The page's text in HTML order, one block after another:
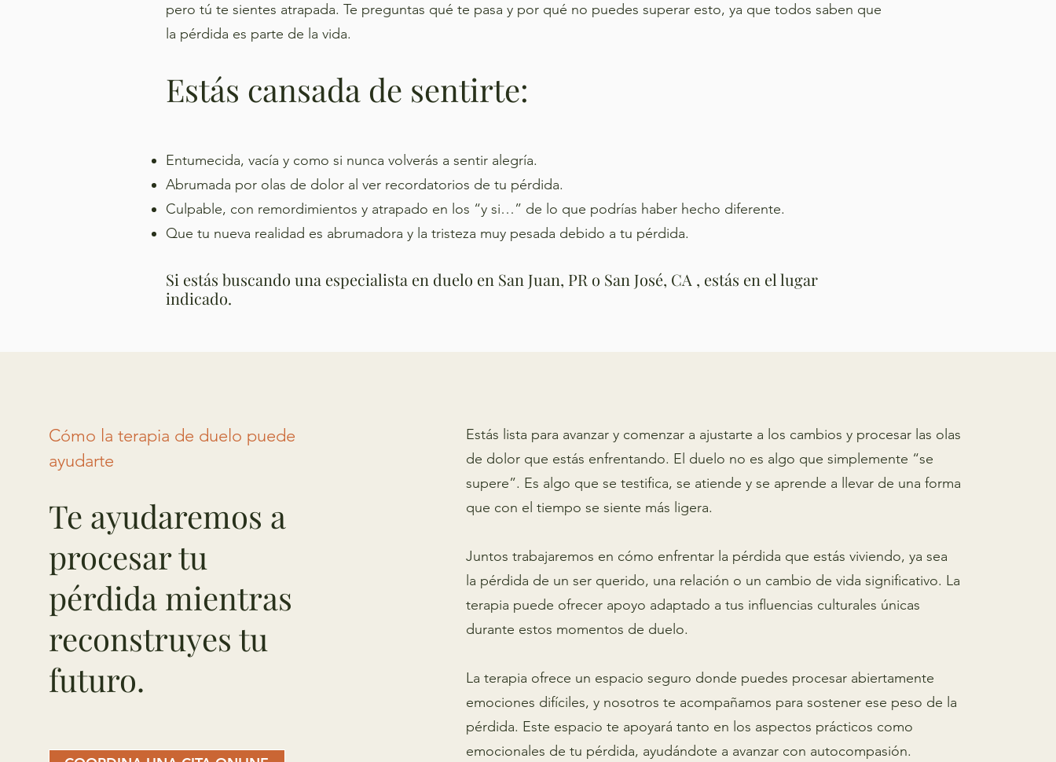
pero tú te sientes atrapada. Te preguntas qué te pasa y por qué no puedes superar esto, ya que todos saben que
la pérdida es parte de la vida.
Estás cansada de sentirte:
Entumecida, vacía y como si nunca volverás a sentir alegría.
Abrumada por olas de dolor al ver recordatorios de tu pérdida.
Culpable, con remordimientos y atrapado en los “y si…” de lo que podrías haber hecho diferente.
Que tu nueva realidad es abrumadora y la tristeza muy pesada debido a tu pérdida.
Si estás buscando una especialista en duelo en San Juan, PR o San José, CA , estás en el lugar
indicado.
Cómo la terapia de duelo puede
ayudarte
Te ayudaremos a
procesar tu
pérdida mientras
reconstruyes tu
futuro.
Estás lista para avanzar y comenzar a ajustarte a los cambios y procesar las olas
de dolor que estás enfrentando. El duelo no es algo que simplemente “se
supere”. Es algo que se testifica, se atiende y se aprende a llevar de una forma
que con el tiempo se siente más ligera.
Juntos trabajaremos en cómo enfrentar la pérdida que estás viviendo, ya sea
la pérdida de un ser querido, una relación o un cambio de vida significativo. La
terapia puede ofrecer apoyo adaptado a tus influencias culturales únicas
durante estos momentos de duelo.
La terapia ofrece un espacio seguro donde puedes procesar abiertamente
emociones difíciles, y nosotros te acompañamos para sostener ese peso de la
pérdida. Este espacio te apoyará tanto en los aspectos prácticos como
emocionales de tu pérdida, ayudándote a avanzar con autocompasión.